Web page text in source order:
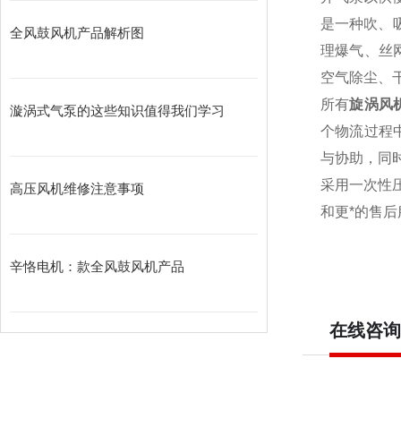
全风鼓风机产品解析图
漩涡式气泵的这些知识值得我们学习
高压风机维修注意事项
辛恪电机：款全风鼓风机产品
是一种吹、
理爆气、丝
空气除尘、
所有旋涡风
个物流过程
与协助，同
采用一次性
和更*的售
在线咨询